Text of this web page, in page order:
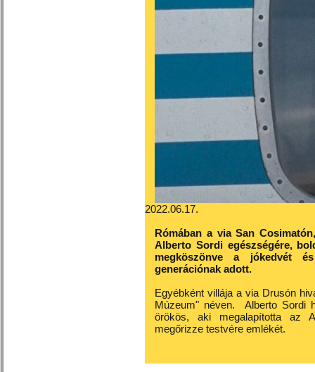
2022.06.17.
Rómában a via San
Alberto Sordi egészségére,
megköszönve a jókedvét
generációnak adott.
Egyébként villája a via Drusón
Múzeum" néven.
Alberto Sordi
örökös, aki megalapította az
megőrizze testvére emlékét.